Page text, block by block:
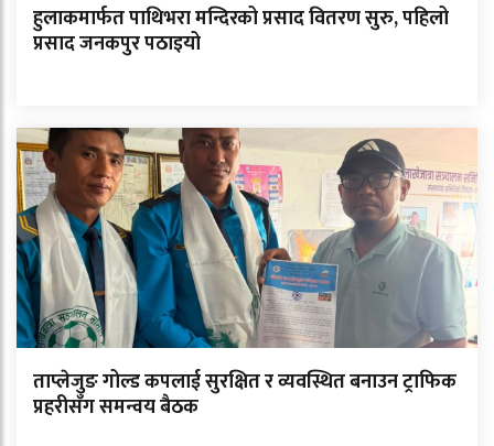
हुलाकमार्फत पाथिभरा मन्दिरको प्रसाद वितरण सुरु, पहिलो
प्रसाद जनकपुर पठाइयो
ताप्लेजुङ गोल्ड कपलाई सुरक्षित र व्यवस्थित बनाउन ट्राफिक
प्रहरीसँग समन्वय बैठक